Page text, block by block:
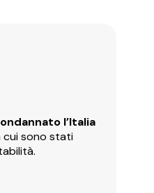
l’Italia
cui sono stati